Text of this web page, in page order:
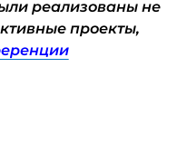
реализованы не
проекты,